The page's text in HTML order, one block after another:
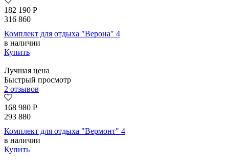
182 190 Р
316 860
Комплект для отдыха "Верона" 4
в наличии
Купить
Лучшая цена
Быстрый просмотр
2 отзывов
168 980 Р
293 880
Комплект для отдыха "Вермонт" 4
в наличии
Купить